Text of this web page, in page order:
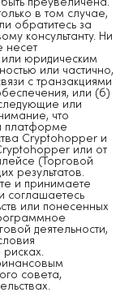
преувеличена.
в том случае,
обратитесь за
консультанту. Ни
несет
юридическим
или частично,
с транзакциями
или (б)
или
что
платформе
Cryptohopper и
или от
(Торговой
результатов.
и принимаете
соглашаетесь
или понесенных
деятельности,
рисках.
совета,